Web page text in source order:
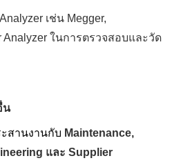
เช่น Megger,
Analyzer ในการตรวจสอบและวัด
น
ะสานงานกับ Maintenance,
และ Supplier